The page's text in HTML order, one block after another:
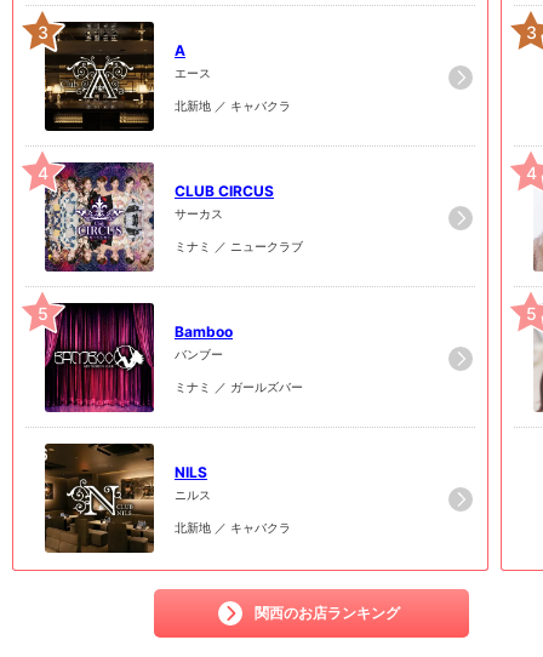
3
A
エース
北新地 ／ キャバクラ
4
CLUB CIRCUS
サーカス
ミナミ ／ ニュークラブ
5
Bamboo
バンブー
ミナミ ／ ガールズバー
6
NILS
ニルス
北新地 ／ キャバクラ
関西のお店ランキング
3
4
5